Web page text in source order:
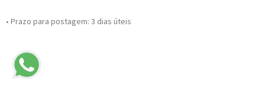
• Prazo para postagem: 3 dias úteis